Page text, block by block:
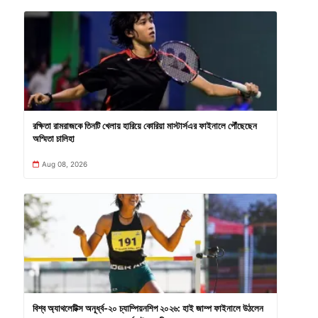
রক্ষিতা রামরাজকে তিনটি খেলায় হারিয়ে কোরিয়া মাস্টার্সএর ফাইনালে পৌঁছেছেন
অস্মিতা চালিহা
Aug 08, 2026
বিশ্ব অ্যাথলেটিক্স অনূর্ধ্ব-২০ চ্যাম্পিয়নশিপ ২০২৬: হাই জাম্প ফাইনালে উঠলেন